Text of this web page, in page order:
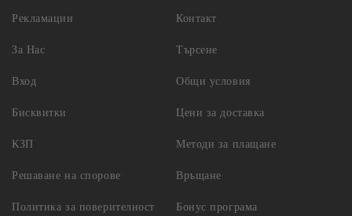
Рекламации
За Нас
Вход
Контакт
Търсене
Общи условия
Бисквитки
КЗП
Решаване на спорове
Политика за поверителност
Цени за доставка
Методи за плащане
Връщане
Бонус програма